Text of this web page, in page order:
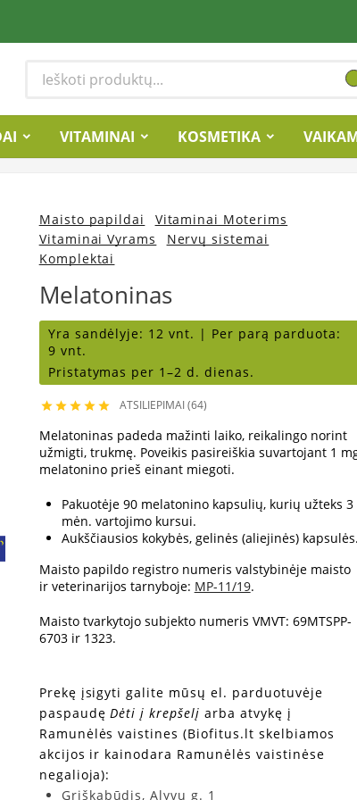
VITAMINAI KOSMETIKA
Maisto papildai
Vitaminai Moterims
Vitaminai Vyrams
Nervų sistemai
Komplektai
Melatoninas
Yra sandėlyje: 12 vnt. | Per parą parduota:
9 vnt.
Pristatymas per 1–2 d. dienas.
     ATSILIEPIMAI (64)
Melatoninas padeda mažinti laiko, reikalingo norint
užmigti, trukmę. Poveikis pasireiškia suvartojant 1
melatonino prieš einant miegoti.
Pakuotėje 90 melatonino kapsulių, kurių užteks 3
mėn. vartojimo kursui.
Aukščiausios kokybės, gelinės (aliejinės) kapsulės.
Maisto papildo registro numeris valstybinėje maisto
ir veterinarijos tarnyboje: MP-11/19.
Maisto tvarkytojo subjekto numeris VMVT: 69MTSPP-
6703 ir 1323.
Prekę įsigyti galite mūsų el. parduotuvėje
paspaudęDėti į krepšelį arba atvykę į
Ramunėlės vaistines (Biofitus.lt skelbiamos
akcijos ir kainodara Ramunėlės vaistinėse
negalioja):
Griškabūdis, Alyvų g. 1